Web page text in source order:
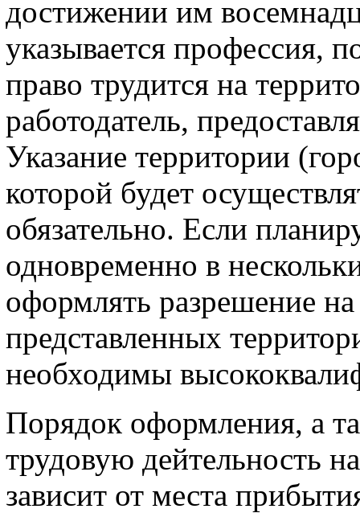
достижении им
указывается профессия,
право трудится на
работодатель,
Указание территории
которой будет
обязательно. Если
одновременно в
оформлять разрешение на
представленных
необходимы
Порядок оформления, а
трудовую дейтельность
зависит от места